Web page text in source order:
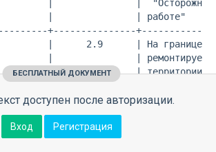
|               |  "Осторожно.
|               | работе"
+---------------
|      2.9      | На границе
|               |
|               | территории
|               | где по
|               | работы
|               | находиться
|               | опасно,   с
|               | надписью:
БЕСПЛАТНЫЙ ДОКУМЕНТ
доступен после авторизации.
Вход Регистрация